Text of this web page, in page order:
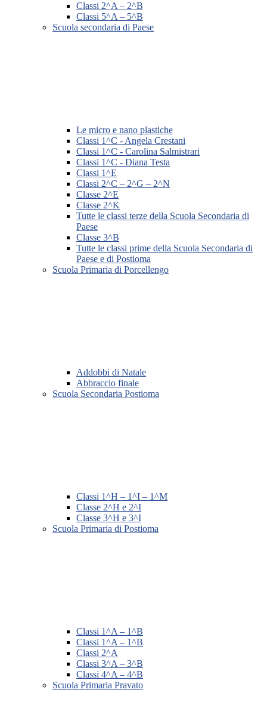
Classi 2^A – 2^B
Classi 5^A – 5^B
Scuola secondaria di Paese
Le micro e nano plastiche
Classi 1^C - Angela Crestani
Classi 1^C - Carolina Salmistrari
Classi 1^C - Diana Testa
Classi 1^E
Classi 2^C – 2^G – 2^N
Classe 2^E
Classe 2^K
Tutte le classi terze della Scuola Secondaria di
Paese
Classe 3^B
Tutte le classi prime della Scuola Secondaria di
Paese e di Postioma
Scuola Primaria di Porcellengo
Addobbi di Natale
Abbraccio finale
Scuola Secondaria Postioma
Classi 1^H – 1^I – 1^M
Classe 2^H e 2^I
Classe 3^H e 3^I
Scuola Primaria di Postioma
Classi 1^A – 1^B
Classi 1^A – 1^B
Classi 2^A
Classi 3^A – 3^B
Classi 4^A – 4^B
Scuola Primaria Pravato